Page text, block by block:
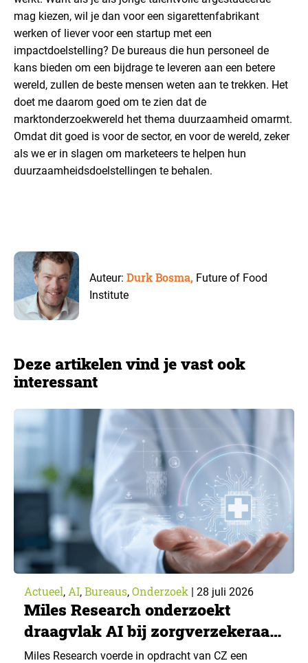
mag kiezen, wil je dan voor een sigarettenfabrikant
werken of liever voor een startup met een
impactdoelstelling? De bureaus die hun personeel de
kans bieden om een bijdrage te leveren aan een betere
wereld, zullen de beste mensen weten aan te trekken. Het
doet me daarom goed om te zien dat de
marktonderzoekwereld het thema duurzaamheid omarmt.
Omdat dit goed is voor de sector, en voor de wereld, zeker
als we er in slagen om marketeers te helpen hun
duurzaamheidsdoelstellingen te behalen.
Auteur:Durk Bosma, Future of Food
Institute
Deze artikelen vind je vast ook
interessant
Actueel, AI, Bureaus, Onderzoek | 28 juli 2026
Miles Research onderzoekt
draagvlak AI bij zorgverzekeraar
CZ
Miles Research voerde in opdracht van CZ een